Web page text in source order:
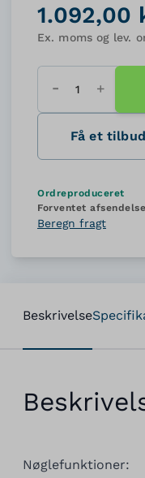
1.092,00
Ex. moms og lev.
Antal
Få et tilbud
Ordreproduceret
Forventet
Beregn fragt
Beskrivelse
Nøglefunktioner: